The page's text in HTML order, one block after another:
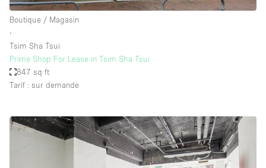
Boutique / Magasin
∙
Tsim Sha Tsui
Prime Shop For Lease in Tsim Sha Tsui
847 sq ft
Tarif : sur demande